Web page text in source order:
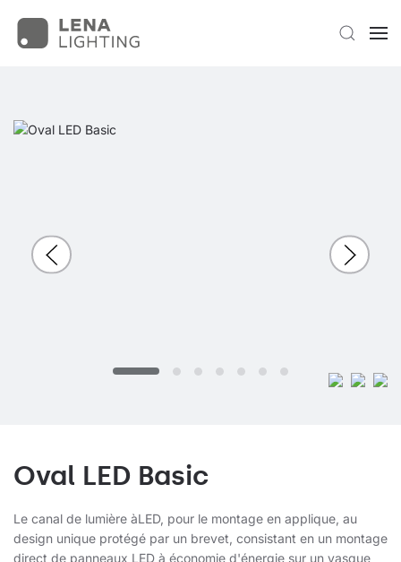
Oval LED Basic
Le canal de lumière àLED, pour le montage en applique, au
design unique protégé par un brevet, consistant en un montage
direct de panneaux LED à économie d'énergie sur un vasque